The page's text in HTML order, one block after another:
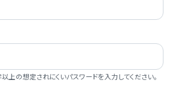
ン**: 「We Make Time」 – テクノロジーで人々
ン**: 「Global Business Automation」 – 世界的
要
の想定されにくいパスワードを入力してください。